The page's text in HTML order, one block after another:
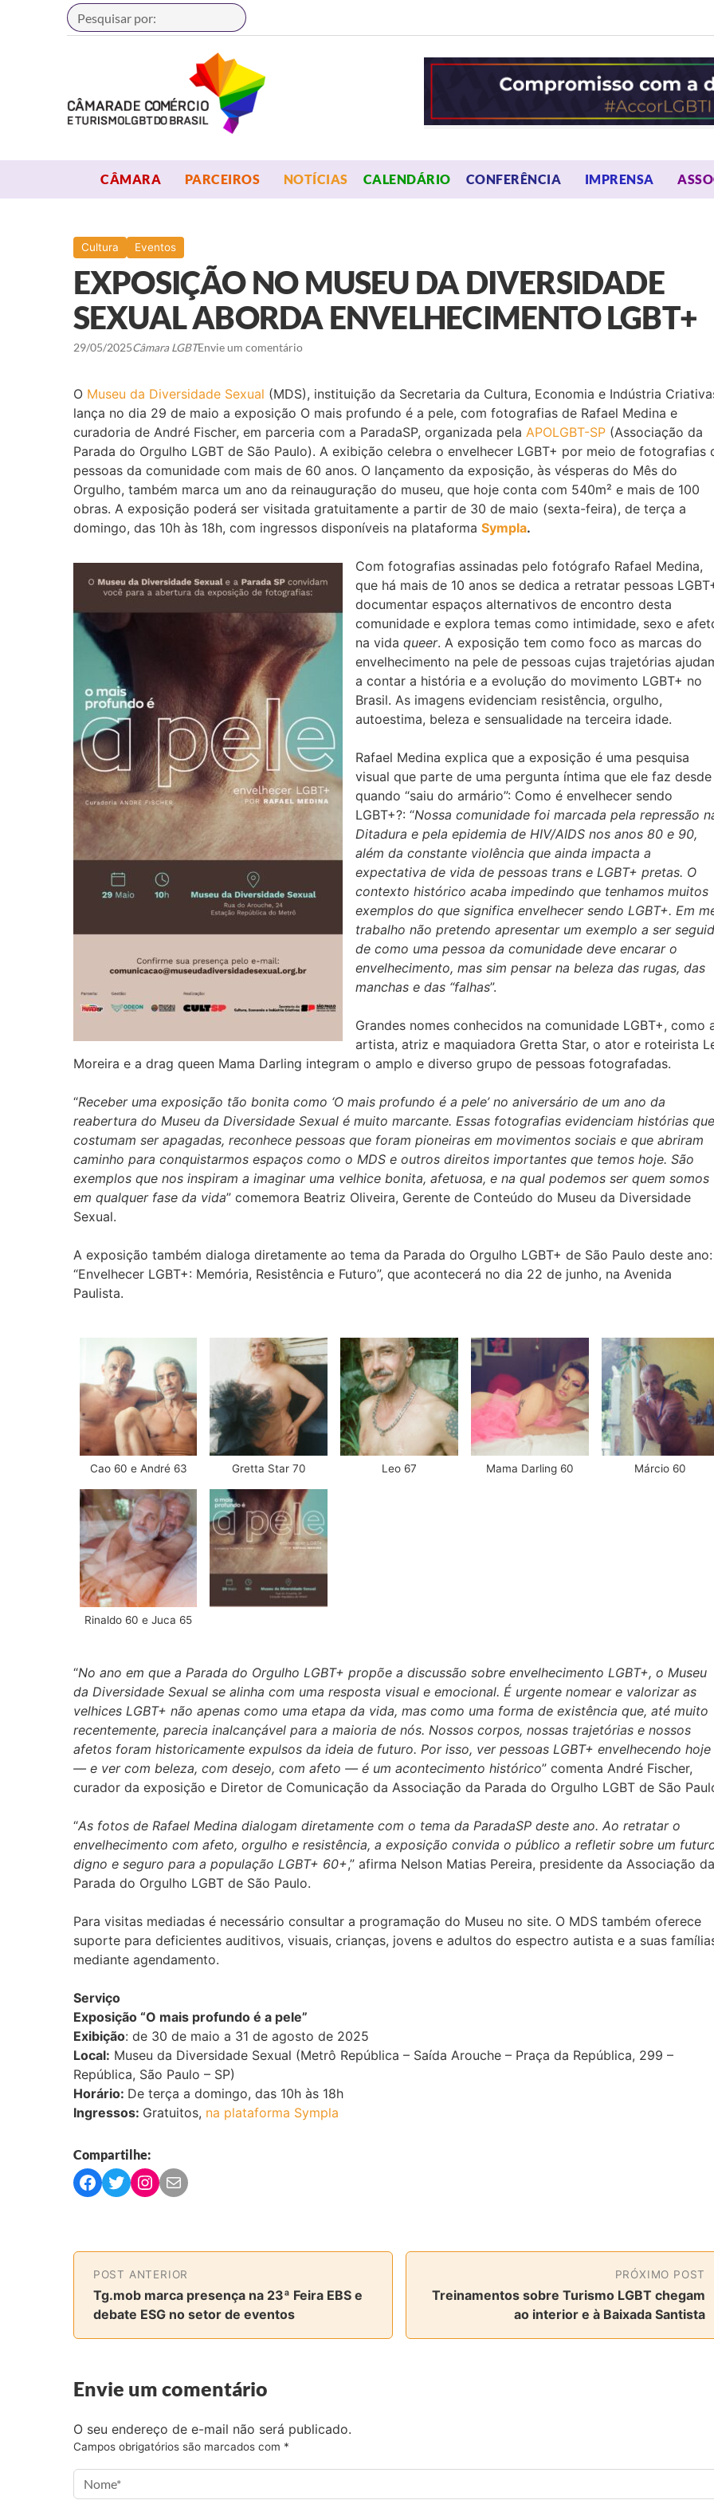
Buscar
CÂMARA OPEN MENU
PARCEIROS OPEN MENU
NOTÍCIAS CALENDÁRIO CONFERÊNCIA OPEN MENU
IMPRENSA OPEN
Cultura Eventos
EXPOSIÇÃO NO MUSEU DA DIVERSIDADE
SEXUAL ABORDA ENVELHECIMENTO LGBT+
29/05/2025Câmara LGBTEnvie um comentário
O Museu da Diversidade Sexual (MDS), instituição da Secretaria da Cultura, Economia e Indústria
lança no dia 29 de maio a exposição O mais profundo é a pele, com fotografias de Rafael Medina e
curadoria de André Fischer, em parceria com a ParadaSP, organizada pela APOLGBT-SP(Associação da
Parada do Orgulho LGBT de São Paulo). A exibição celebra o envelhecer LGBT+ por meio de fotografias
pessoas da comunidade com mais de 60 anos. O lançamento da exposição, às vésperas do Mês do
Orgulho, também marca um ano da reinauguração do museu, que hoje conta com 540m² e mais de 100
obras. A exposição poderá ser visitada gratuitamente a partir de 30 de maio (sexta-feira), de terça a
domingo, das 10h às 18h, com ingressos disponíveis na plataforma Sympla.
Com fotografias assinadas pelo fotógrafo Rafael Medina,
que há mais de 10 anos se dedica a retratar pessoas
documentar espaços alternativos de encontro desta
comunidade e explora temas como intimidade, sexo e
na vida queer. A exposição tem como foco as marcas do
envelhecimento na pele de pessoas cujas trajetórias
a contar a história e a evolução do movimento LGBT+ no
Brasil. As imagens evidenciam resistência, orgulho,
autoestima, beleza e sensualidade na terceira idade.
Rafael Medina explica que a exposição é uma pesquisa
visual que parte de uma pergunta íntima que ele faz desde
quando “saiu do armário”: Como é envelhecer sendo
LGBT+?: “Nossa comunidade foi marcada pela repressão
Ditadura e pela epidemia de HIV/AIDS nos anos 80 e 90,
além da constante violência que ainda impacta a
expectativa de vida de pessoas trans e LGBT+ pretas. O
contexto histórico acaba impedindo que tenhamos muitos
exemplos do que significa envelhecer sendo LGBT+. Em
trabalho não pretendo apresentar um exemplo a ser
de como uma pessoa da comunidade deve encarar o
envelhecimento, mas sim pensar na beleza das rugas, das
manchas e das “falhas”.
Grandes nomes conhecidos na comunidade LGBT+, como
artista, atriz e maquiadora Gretta Star, o ator e roteirista
Moreira e a drag queen Mama Darling integram o amplo e diverso grupo de pessoas fotografadas.
“Receber uma exposição tão bonita como ‘O mais profundo é a pele’ no aniversário de um ano da
reabertura do Museu da Diversidade Sexual é muito marcante. Essas fotografias evidenciam histórias que
costumam ser apagadas, reconhece pessoas que foram pioneiras em movimentos sociais e que abriram
caminho para conquistarmos espaços como o MDS e outros direitos importantes que temos hoje. São
exemplos que nos inspiram a imaginar uma velhice bonita, afetuosa, e na qual podemos ser quem somos
em qualquer fase da vida” comemora Beatriz Oliveira, Gerente de Conteúdo do Museu da Diversidade
Sexual.
A exposição também dialoga diretamente ao tema da Parada do Orgulho LGBT+ de São Paulo deste ano:
“Envelhecer LGBT+: Memória, Resistência e Futuro”, que acontecerá no dia 22 de junho, na Avenida
Paulista.
Cao 60 e André 63 Gretta Star 70 Leo 67 Mama Darling 60 Márcio 60
Rinaldo 60 e Juca 65
“No ano em que a Parada do Orgulho LGBT+ propõe a discussão sobre envelhecimento LGBT+, o Museu
da Diversidade Sexual se alinha com uma resposta visual e emocional. É urgente nomear e valorizar as
velhices LGBT+ não apenas como uma etapa da vida, mas como uma forma de existência que, até muito
recentemente, parecia inalcançável para a maioria de nós. Nossos corpos, nossas trajetórias e nossos
afetos foram historicamente expulsos da ideia de futuro. Por isso, ver pessoas LGBT+ envelhecendo hoje
— e ver com beleza, com desejo, com afeto — é um acontecimento histórico” comenta André Fischer,
curador da exposição e Diretor de Comunicação da Associação da Parada do Orgulho LGBT de São
“As fotos de Rafael Medina dialogam diretamente com o tema da ParadaSP deste ano. Ao retratar o
envelhecimento com afeto, orgulho e resistência, a exposição convida o público a refletir sobre um
digno e seguro para a população LGBT+ 60+,” afirma Nelson Matias Pereira, presidente da Associação da
Parada do Orgulho LGBT de São Paulo.
Para visitas mediadas é necessário consultar a programação do Museu no site. O MDS também oferece
suporte para deficientes auditivos, visuais, crianças, jovens e adultos do espectro autista e a suas
mediante agendamento.
Serviço
Exposição “O mais profundo é a pele”
Exibição: de 30 de maio a 31 de agosto de 2025
Local: Museu da Diversidade Sexual (Metrô República – Saída Arouche – Praça da República, 299 –
República, São Paulo – SP)
Horário: De terça a domingo, das 10h às 18h
Ingressos: Gratuitos, na plataforma Sympla
Compartilhe:
C
r
t
i
l
r
o
F
a
c
C
r
t
i
l
r
o
T
w
C
r
t
i
l
r
o
I
n
C
r
t
i
l
r
i
a
e
POST ANTERIOR
Tg.mob marca presença na 23ª Feira EBS e
debate ESG no setor de eventos
PRÓXIMO POST
Treinamentos sobre Turismo LGBT chegam
ao interior e à Baixada Santista
Envie um comentário
O seu endereço de e-mail não será publicado.
Campos obrigatórios são marcados com *